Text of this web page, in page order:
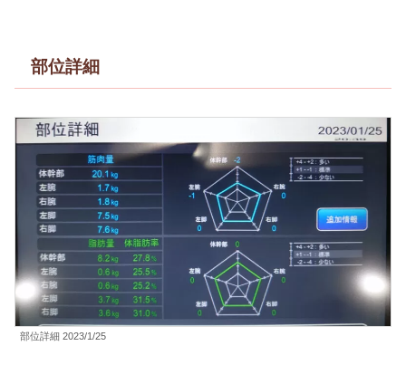
部位詳細
部位詳細 2023/1/25